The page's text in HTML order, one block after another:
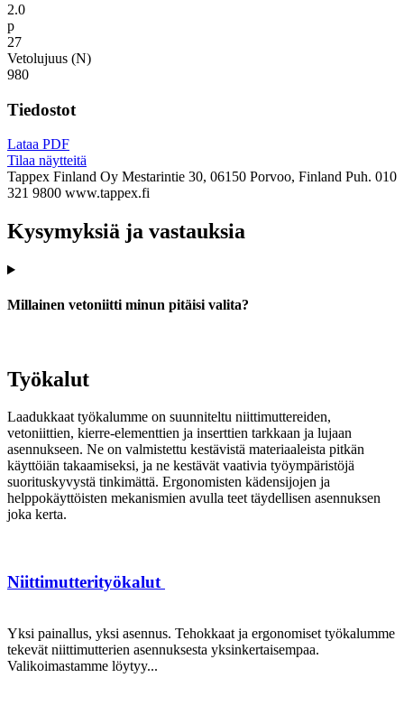
2.0
p
27
Vetolujuus (N)
980
Tiedostot
Lataa PDF
Tilaa näytteitä
Tappex Finland Oy Mestarintie 30, 06150 Porvoo, Finland Puh. 010
321 9800 www.tappex.fi
Kysymyksiä ja vastauksia
Millainen vetoniitti minun pitäisi valita?
Työkalut
Laadukkaat työkalumme on suunniteltu niittimuttereiden,
vetoniittien, kierre-elementtien ja inserttien tarkkaan ja lujaan
asennukseen. Ne on valmistettu kestävistä materiaaleista pitkän
käyttöiän takaamiseksi, ja ne kestävät vaativia työympäristöjä
suorituskyvystä tinkimättä. Ergonomisten kädensijojen ja
helppokäyttöisten mekanismien avulla teet täydellisen asennuksen
joka kerta.
Niittimutterityökalut
Yksi painallus, yksi asennus. Tehokkaat ja ergonomiset työkalumme
tekevät niittimutterien asennuksesta yksinkertaisempaa.
Valikoimastamme löytyy...